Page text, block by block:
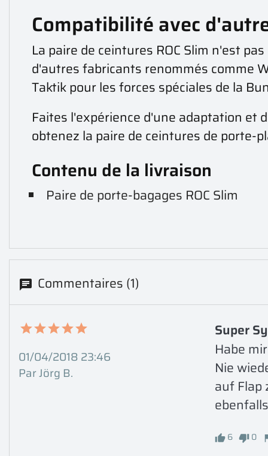
Compatibilité avec
La paire de ceintures ROC Slim n'est
d'autres fabricants renommés comme
Taktik pour les forces spéciales de la
Faites l'expérience d'une adaptation et
obtenez la paire de ceintures de porte-
Contenu de la livraison
Paire de porte-bagages ROC Slim
Commentaires (1)
01/04/2018 23:46
Par Jörg B.
Super
Habe
Nie
auf Flap
6 0